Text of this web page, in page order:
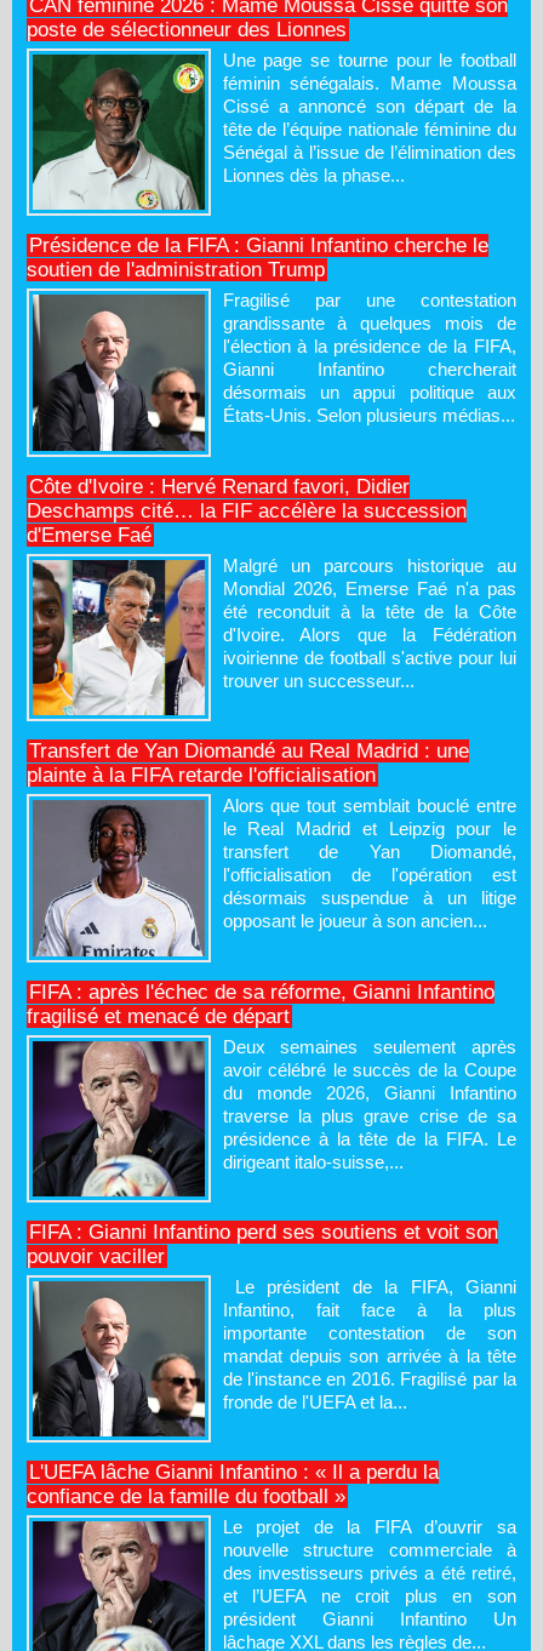
CAN féminine 2026 : Mame Moussa Cissé quitte son
poste de sélectionneur des Lionnes
Une page se tourne pour le football
féminin sénégalais. Mame Moussa
Cissé a annoncé son départ de la
tête de l’équipe nationale féminine du
Sénégal à l’issue de l’élimination des
Lionnes dès la phase...
Présidence de la FIFA : Gianni Infantino cherche le
soutien de l'administration Trump
Fragilisé par une contestation
grandissante à quelques mois de
l'élection à la présidence de la FIFA,
Gianni Infantino chercherait
désormais un appui politique aux
États-Unis. Selon plusieurs médias...
Côte d'Ivoire : Hervé Renard favori, Didier
Deschamps cité… la FIF accélère la succession
d'Emerse Faé
Malgré un parcours historique au
Mondial 2026, Emerse Faé n'a pas
été reconduit à la tête de la Côte
d'Ivoire. Alors que la Fédération
ivoirienne de football s'active pour lui
trouver un successeur...
Transfert de Yan Diomandé au Real Madrid : une
plainte à la FIFA retarde l'officialisation
Alors que tout semblait bouclé entre
le Real Madrid et Leipzig pour le
transfert de Yan Diomandé,
l'officialisation de l'opération est
désormais suspendue à un litige
opposant le joueur à son ancien...
FIFA : après l'échec de sa réforme, Gianni Infantino
fragilisé et menacé de départ
Deux semaines seulement après
avoir célébré le succès de la Coupe
du monde 2026, Gianni Infantino
traverse la plus grave crise de sa
présidence à la tête de la FIFA. Le
dirigeant italo-suisse,...
FIFA : Gianni Infantino perd ses soutiens et voit son
pouvoir vaciller
Le président de la FIFA, Gianni
Infantino, fait face à la plus
importante contestation de son
mandat depuis son arrivée à la tête
de l'instance en 2016. Fragilisé par la
fronde de l'UEFA et la...
L'UEFA lâche Gianni Infantino : « Il a perdu la
confiance de la famille du football »
Le projet de la FIFA d’ouvrir sa
nouvelle structure commerciale à
des investisseurs privés a été retiré,
et l’UEFA ne croit plus en son
président Gianni Infantino Un
lâchage XXL dans les règles de...